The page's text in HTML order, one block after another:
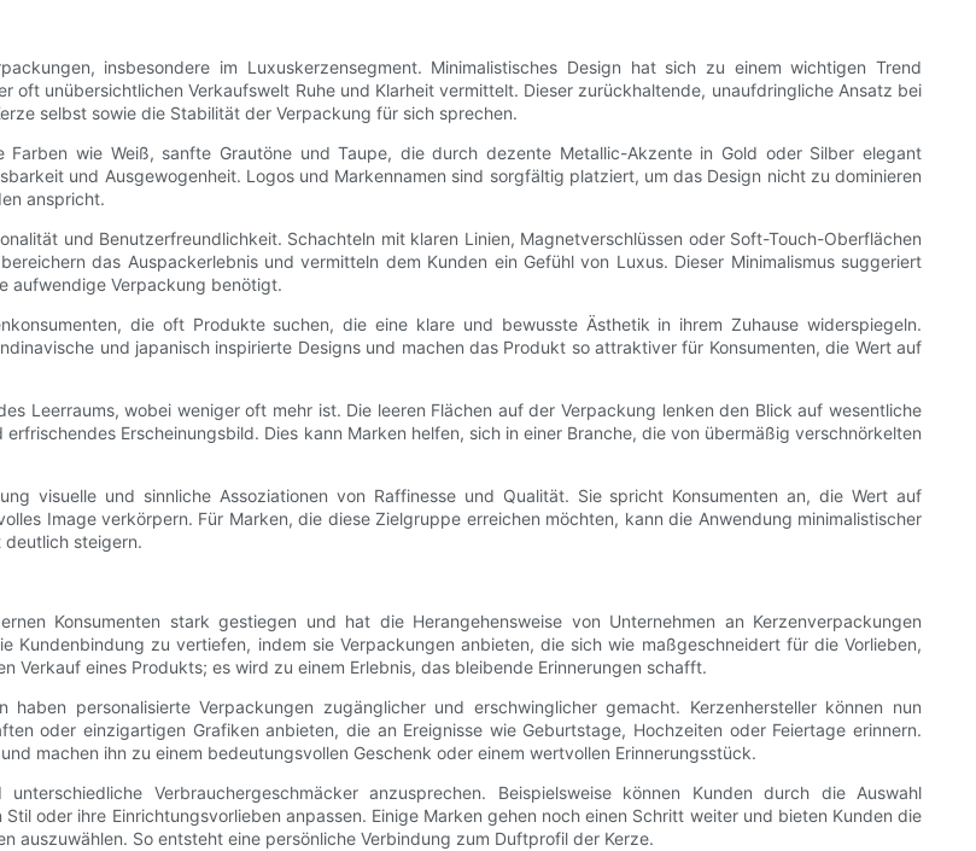
insbesondere im Luxuskerzensegment. Minimalistisches Design hat sich zu einem wichtigen Trend
unübersichtlichen Verkaufswelt Ruhe und Klarheit vermittelt. Dieser zurückhaltende, unaufdringliche Ansatz bei
selbst sowie die Stabilität der Verpackung für sich sprechen.
Farben wie Weiß, sanfte Grautöne und Taupe, die durch dezente Metallic-Akzente in Gold oder Silber elegant
und Ausgewogenheit. Logos und Markennamen sind sorgfältig platziert, um das Design nicht zu dominieren
anspricht.
und Benutzerfreundlichkeit. Schachteln mit klaren Linien, Magnetverschlüssen oder Soft-Touch-Oberflächen
das Auspackerlebnis und vermitteln dem Kunden ein Gefühl von Luxus. Dieser Minimalismus suggeriert
aufwendige Verpackung benötigt.
die oft Produkte suchen, die eine klare und bewusste Ästhetik in ihrem Zuhause widerspiegeln.
und japanisch inspirierte Designs und machen das Produkt so attraktiver für Konsumenten, die Wert auf
Leerraums, wobei weniger oft mehr ist. Die leeren Flächen auf der Verpackung lenken den Blick auf wesentliche
Erscheinungsbild. Dies kann Marken helfen, sich in einer Branche, die von übermäßig verschnörkelten
visuelle und sinnliche Assoziationen von Raffinesse und Qualität. Sie spricht Konsumenten an, die Wert auf
Image verkörpern. Für Marken, die diese Zielgruppe erreichen möchten, kann die Anwendung minimalistischer
steigern.
Konsumenten stark gestiegen und hat die Herangehensweise von Unternehmen an Kerzenverpackungen
zu vertiefen, indem sie Verpackungen anbieten, die sich wie maßgeschneidert für die Vorlieben,
Verkauf eines Produkts; es wird zu einem Erlebnis, das bleibende Erinnerungen schafft.
personalisierte Verpackungen zugänglicher und erschwinglicher gemacht. Kerzenhersteller können nun
oder einzigartigen Grafiken anbieten, die an Ereignisse wie Geburtstage, Hochzeiten oder Feiertage erinnern.
machen ihn zu einem bedeutungsvollen Geschenk oder einem wertvollen Erinnerungsstück.
Verbrauchergeschmäcker anzusprechen. Beispielsweise können Kunden durch die Auswahl
oder ihre Einrichtungsvorlieben anpassen. Einige Marken gehen noch einen Schritt weiter und bieten Kunden die
auszuwählen. So entsteht eine persönliche Verbindung zum Duftprofil der Kerze.